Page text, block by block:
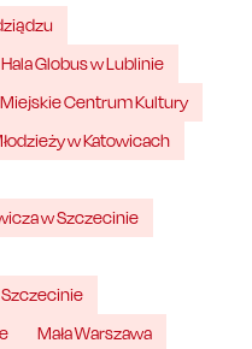
Hala Globus w Lublinie
Miejskie Centrum Kultury
w Katowicach
w Szczecinie
Szczecinie
Mała Warszawa